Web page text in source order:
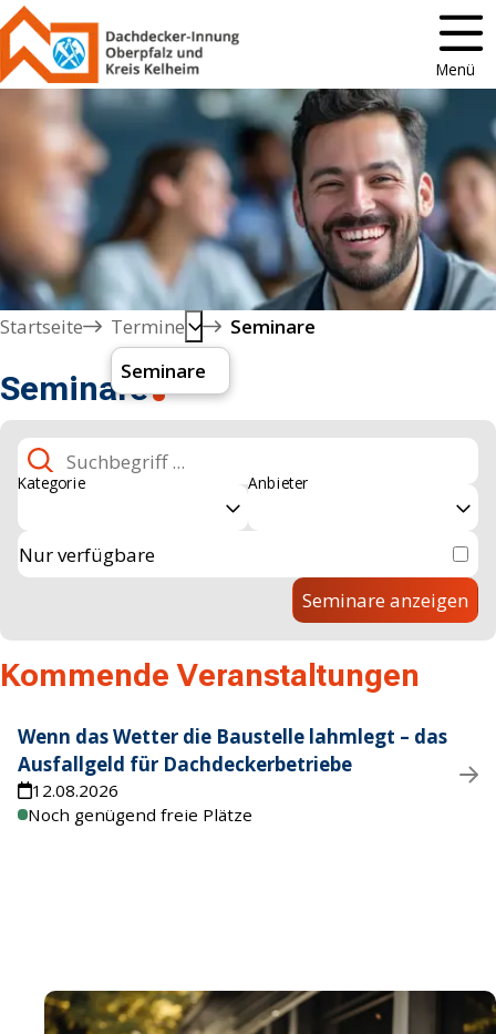
Menü
Startseite
Termine
Seminare
Seminare
Seminare
Suchbegriff
Kategorie Anbieter
Nur verfügbare
Seminare anzeigen
Kommende Veranstaltungen
Wenn das Wetter die Baustelle lahmlegt – das
Ausfallgeld für Dachdeckerbetriebe
12.08.2026
Noch genügend freie Plätze